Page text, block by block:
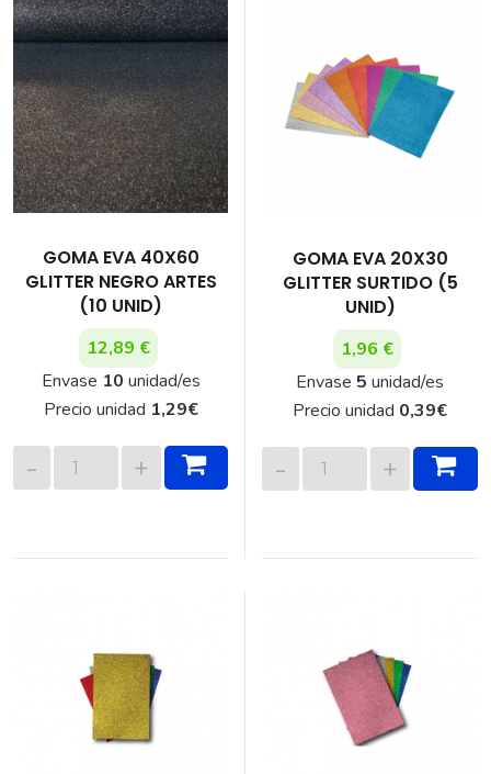
GOMA EVA 40X60
GLITTER NEGRO ARTES
(10 UNID)
12,89 €
Envase 10 unidad/es
Precio unidad 1,29€
GOMA EVA 20X30
GLITTER SURTIDO (5
UNID)
1,96 €
Envase 5 unidad/es
Precio unidad 0,39€